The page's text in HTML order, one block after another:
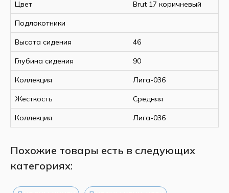
Цвет Brut 17 коричневый
Подлокотники
Высота сидения 46
Глубина сидения 90
Коллекция Лига-036
Жесткость Средняя
Коллекция Лига-036
Похожие товары есть в следующих
категориях: